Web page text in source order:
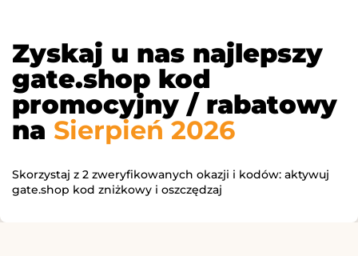
Zyskaj u nas najlepszy
gate.shop kod
promocyjny / rabatowy
na Sierpień 2026
Skorzystaj z 2 zweryfikowanych okazji i kodów: aktywuj
gate.shop kod zniżkowy i oszczędzaj